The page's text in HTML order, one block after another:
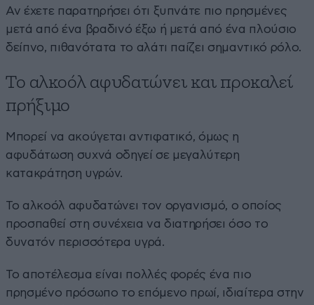
Αν έχετε παρατηρήσει ότι ξυπνάτε πιο πρησμένες
μετά από ένα βραδινό έξω ή μετά από ένα πλούσιο
δείπνο, πιθανότατα το αλάτι παίζει σημαντικό ρόλο.
Το αλκοόλ αφυδατώνει και προκαλεί
πρήξιμο
Μπορεί να ακούγεται αντιφατικό, όμως η
αφυδάτωση συχνά οδηγεί σε μεγαλύτερη
κατακράτηση υγρών.
Το αλκοόλ αφυδατώνει τον οργανισμό, ο οποίος
προσπαθεί στη συνέχεια να διατηρήσει όσο το
δυνατόν περισσότερα υγρά.
Το αποτέλεσμα είναι πολλές φορές ένα πιο
πρησμένο πρόσωπο το επόμενο πρωί, ιδιαίτερα στην